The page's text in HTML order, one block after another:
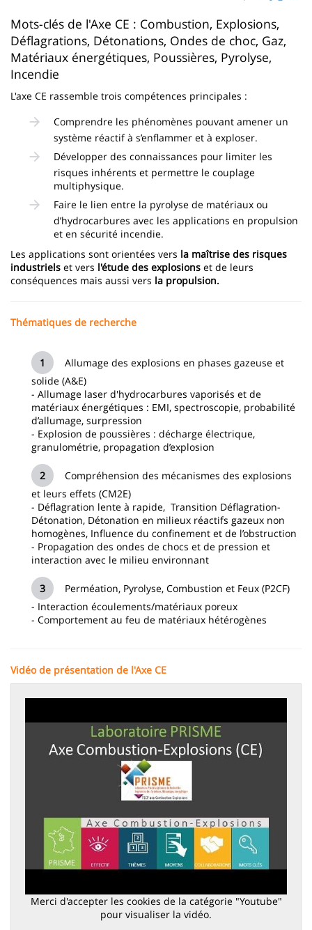
content
page
Contenu
de
la
page
principale
Mots-clés de l'Axe CE : Combustion, Explosions,
Déflagrations, Détonations, Ondes de choc, Gaz,
Matériaux énergétiques, Poussières, Pyrolyse,
Incendie
L'axe CE rassemble trois compétences principales :
Comprendre les phénomènes pouvant amener un
système réactif à s’enflammer et à exploser.
Développer des connaissances pour limiter les
risques inhérents et permettre le couplage
multiphysique.
Faire le lien entre la pyrolyse de matériaux ou
d’hydrocarbures avec les applications en propulsion
et en sécurité incendie.
Les applications sont orientées vers la maîtrise des risques
industriels et vers l'étude des explosions et de leurs
conséquences mais aussi vers la propulsion.
Thématiques de recherche
Allumage des explosions en phases gazeuse et
solide (A&E)
- Allumage laser d'hydrocarbures vaporisés et de
matériaux énergétiques : EMI, spectroscopie, probabilité
d’allumage, surpression
- Explosion de poussières : décharge électrique,
granulométrie, propagation d’explosion
Compréhension des mécanismes des explosions
et leurs effets (CM2E)
- Déflagration lente à rapide, Transition Déflagration-
Détonation, Détonation en milieux réactifs gazeux non
homogènes, Influence du confinement et de l’obstruction
- Propagation des ondes de chocs et de pression et
interaction avec le milieu environnant
Perméation, Pyrolyse, Combustion et Feux (P2CF)
- Interaction écoulements/matériaux poreux
- Comportement au feu de matériaux hétérogènes
Vidéo de présentation de l'Axe CE
Merci d'accepter les cookies de la catégorie "Youtube"
pour visualiser la vidéo.